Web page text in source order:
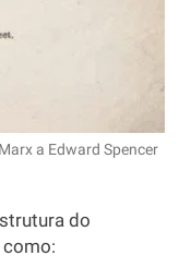
a Edward Spencer
do